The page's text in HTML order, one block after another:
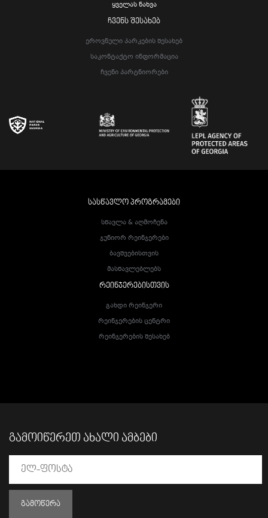
Ყველას Ნახვა
ᲩᲕᲔᲜᲡ ᲨᲔᲡᲐᲮᲔᲑ
Ეროვნული Პარკების Შესახებ
Საკონტაქტო Ინფორმაცია
Ჩვენი Პარტნიორები
ᲡᲐᲡᲬᲐᲕᲚᲝ ᲞᲠᲝᲒᲠᲐᲛᲔᲑᲘ
Სწავლა & Აღმოჩენა
Ჯუნიორ Რეინჯერები
Ბავშვებისთვის
Მასწავლებლებს
ᲠᲔᲘᲜᲯᲔᲠᲔᲑᲘᲡᲗᲕᲘᲡ
Გახდი Რეინჯერი
Რეინჯერების Ცენტრი
Რეინჯერების Შესახებ
ᲒᲐᲛᲝᲘᲬᲔᲠᲔᲗ ᲐᲮᲐᲚᲘ ᲐᲛᲑᲔᲑᲘ
ᲒᲐᲛᲝᲬᲔᲠᲐ